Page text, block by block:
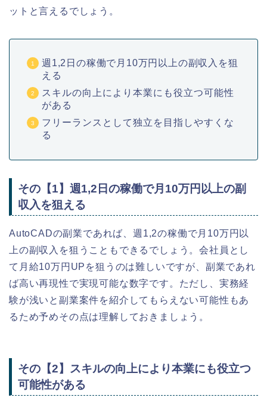
ットと言えるでしょう。
週1,2日の稼働で月10万円以上の副収入を狙
える
スキルの向上により本業にも役立つ可能性
がある
フリーランスとして独立を目指しやすくな
る
その【1】週1,2日の稼働で月10万円以上の副
収入を狙える
AutoCADの副業であれば、週1,2の稼働で月10万円以
上の副収入を狙うこともできるでしょう。会社員とし
て月給10万円UPを狙うのは難しいですが、副業であれ
ば高い再現性で実現可能な数字です。ただし、実務経
験が浅いと副業案件を紹介してもらえない可能性もあ
るため予めその点は理解しておきましょう。
その【2】スキルの向上により本業にも役立つ
可能性がある